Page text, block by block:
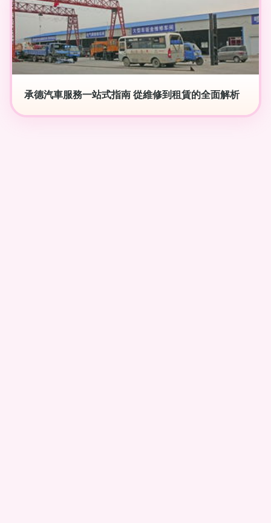
承德汽車服務一站式指南 從維修到租賃的全面解析